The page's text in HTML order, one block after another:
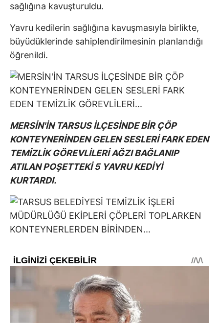
sağlığına kavuşturuldu.
Yavru kedilerin sağlığına kavuşmasıyla birlikte,
büyüdüklerinde sahiplendirilmesinin planlandığı
öğrenildi.
MERSİN'İN TARSUS İLÇESİNDE BİR ÇÖP
KONTEYNERİNDEN GELEN SESLERİ FARK EDEN
TEMİZLİK GÖREVLİLERİ AĞZI BAĞLANIP
ATILAN POŞETTEKİ 5 YAVRU KEDİYİ
KURTARDI.